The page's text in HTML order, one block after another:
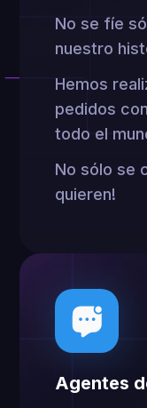
No se fíe
nuestro
Hemos
pedidos
todo el
No sólo se
quieren!
Agentes